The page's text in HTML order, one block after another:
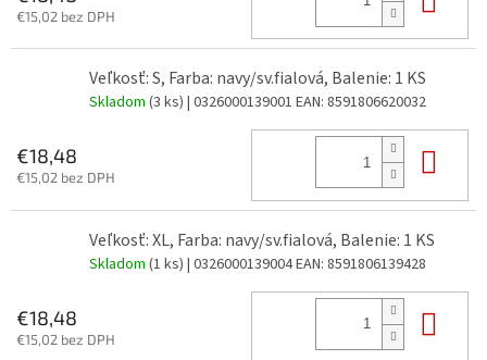
€15,02 bez DPH
Veľkosť: S, Farba: navy/sv.fialová, Balenie: 1 KS
Skladom (3 ks) | 0326000139001 EAN: 8591806620032
€18,48
€15,02 bez DPH
Veľkosť: XL, Farba: navy/sv.fialová, Balenie: 1 KS
Skladom (1 ks) | 0326000139004EAN: 8591806139428
€18,48
€15,02 bez DPH